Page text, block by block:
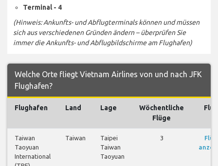
Terminal - 4
(Hinweis: Ankunfts- und Abflugterminals können und müssen
sich aus verschiedenen Gründen ändern – überprüfen Sie
immer die Ankunfts- und Abflugbildschirme am Flughafen)
Welche Orte fliegt Vietnam Airlines von und nach JFK
Flughafen?
Flughafen Land Lage
Wöchentliche
Flüge
Taiwan
Taoyuan
International
Taiwan
Taipei
Taiwan
Taoyuan
3